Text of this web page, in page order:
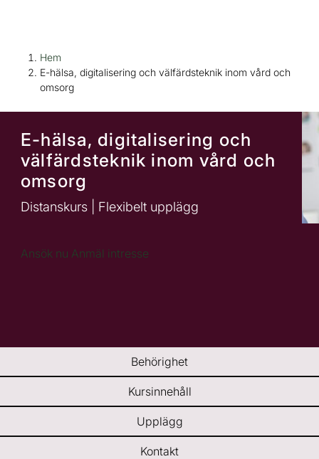
Huvudnavigation
Hem
E-hälsa, digitalisering och välfärdsteknik inom vård och
omsorg
E-hälsa, digitalisering och
välfärdsteknik inom vård och
omsorg
Distanskurs | Flexibelt upplägg
Ansök nu (
y
t
Anmäl intresse
Behörighet
Kursinnehåll
Upplägg
Kontakt